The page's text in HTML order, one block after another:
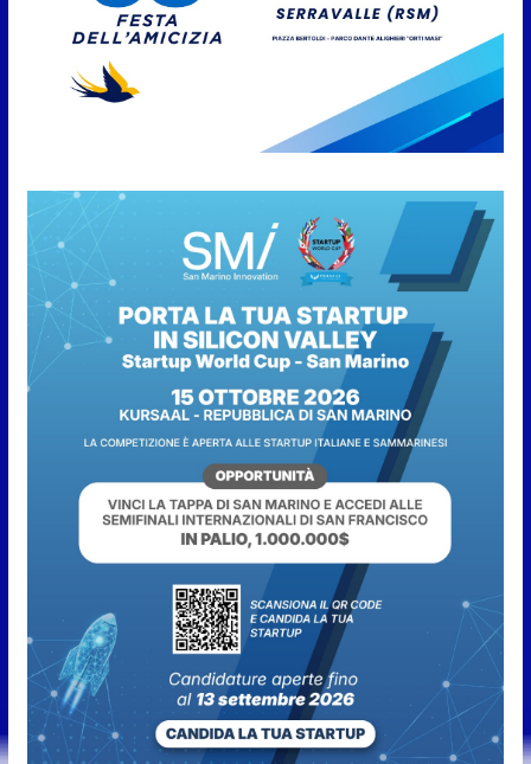
San Marino. Il 6 agosto è ancora
Giovedì in Centro. Il Centro
storico torna protagonista di
sera tra shopping, cultura e
5 Agosto 2026